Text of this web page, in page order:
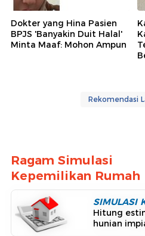
Dokter yang Hina Pasien
BPJS 'Banyakin Duit Halal'
Minta Maaf: Mohon Ampun
Rekomendasi
Ragam Simulasi
Kepemilikan Rumah
SIMULASI
Hitung
hunian